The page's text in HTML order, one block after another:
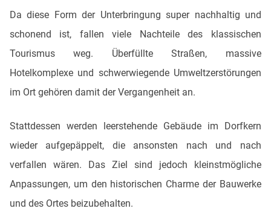
Da diese Form der Unterbringung super nachhaltig und
schonend ist, fallen viele Nachteile des klassischen
Tourismus weg. Überfüllte Straßen, massive
Hotelkomplexe und schwerwiegende Umweltzerstörungen
im Ort gehören damit der Vergangenheit an.
Stattdessen werden leerstehende Gebäude im Dorfkern
wieder aufgepäppelt, die ansonsten nach und nach
verfallen wären. Das Ziel sind jedoch kleinstmögliche
Anpassungen, um den historischen Charme der Bauwerke
und des Ortes beizubehalten.